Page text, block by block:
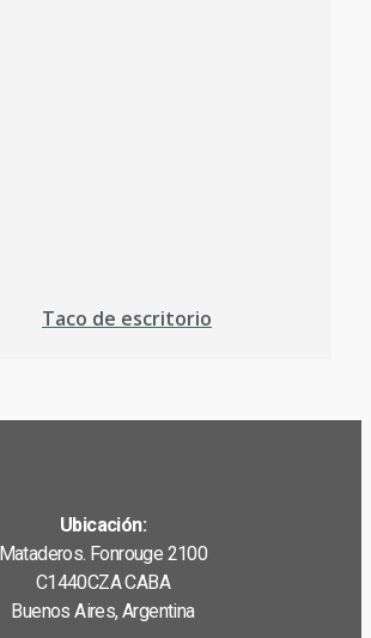
Taco de escritorio
Ubicación:
Mataderos. Fonrouge 2100
C1440CZA CABA
Buenos Aires, Argentina